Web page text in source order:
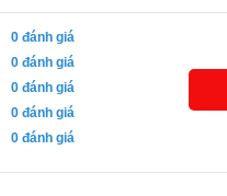
0đánh giá
0đánh giá
0đánh giá
0đánh giá
0đánh giá